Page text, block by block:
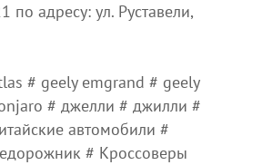
адресу: ул. Руставели,
# geely emgrand # geely
# джелли # джилли #
автомобили #
# Кроссоверы